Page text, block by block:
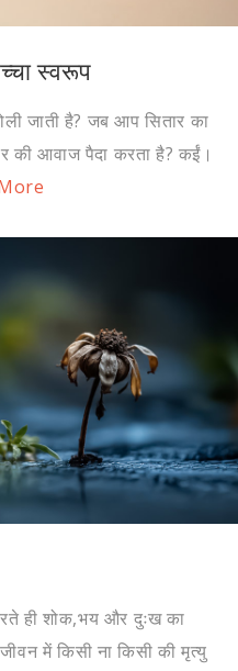
स्वरूप
जाती है? जब आप सितार का
की आवाज पैदा करता है? कईं।
ही शोक,भय और दुःख का
में किसी ना किसी की मृत्यु